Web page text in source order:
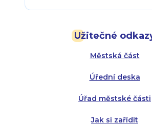
Užitečné
Městská část
Úřední deska
Úřad městské části
Jak si zařídit
Úterý:
Středa:
Čtvrtek:
Pátek:
Úterý:
Středa:
Čtvrtek: